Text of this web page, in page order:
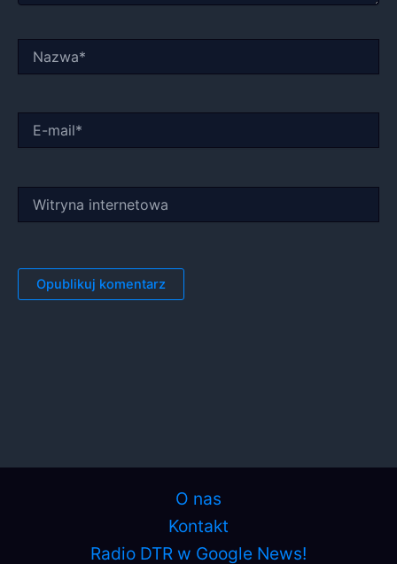
mail*
internetowa
O nas
Kontakt
Radio DTR w Google News!